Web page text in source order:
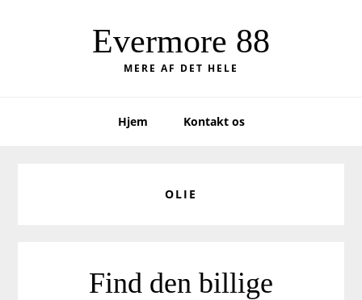
Evermore 88
MERE AF DET HELE
Hjem Kontakt os
OLIE
Find den billige